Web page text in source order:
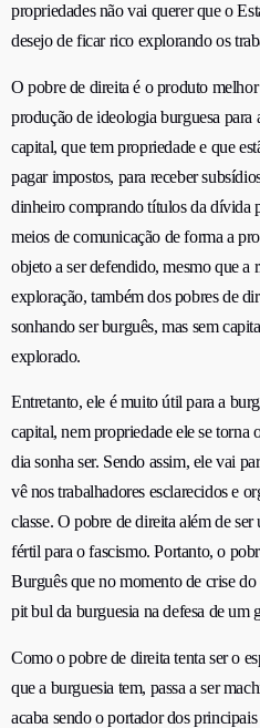
propriedades não vai querer que o
desejo de ficar rico explorando os
O pobre de direita é o produto
produção de ideologia burguesa para
capital, que tem propriedade e que
pagar impostos, para receber
dinheiro comprando títulos da dívida
meios de comunicação de forma a
objeto a ser defendido, mesmo que a
exploração, tambémdospobres de
sonhando ser burguês, mas sem
explorado.
Entretanto, ele é muito útil para a
capital, nem propriedade ele se torna
dia sonha ser. Sendo assim, ele vai
vê nos trabalhadores esclarecidos e
classe. O pobre de direita além de
fértil para o fascismo. Portanto, o
Burguês que no momento de crise
pit bul da burguesia na defesa de um
Como o pobre de direita tenta ser o
que a burguesia tem, passa a ser
acaba sendo o portador dos